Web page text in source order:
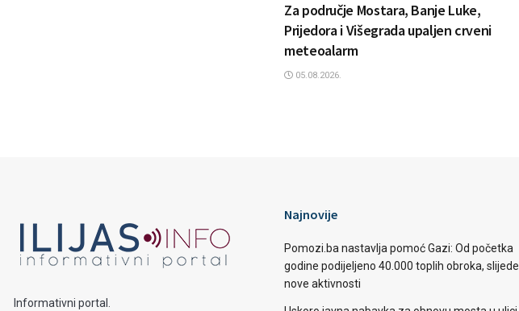
Za područje Mostara, Banje Luke,
Prijedora i Višegrada upaljen crveni
meteoalarm
05.08.2026.
Informativni portal.
Najnovije
Pomozi.ba nastavlja pomoć Gazi: Od početka
godine podijeljeno 40.000 toplih obroka, slijede
nove aktivnosti